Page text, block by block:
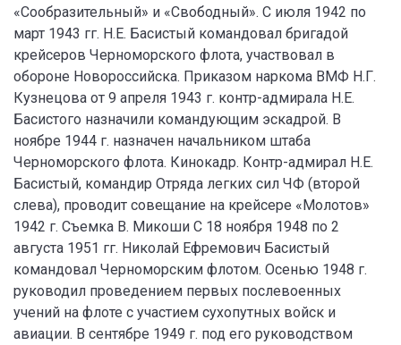
«Сообразительный» и «Свободный». С июля 1942 по
март 1943 гг. Н.Е. Басистый командовал бригадой
крейсеров Черноморского флота, участвовал в
обороне Новороссийска. Приказом наркома ВМФ Н.Г.
Кузнецова от 9 апреля 1943 г. контр-адмирала Н.Е.
Басистого назначили командующим эскадрой. В
ноябре 1944 г. назначен начальником штаба
Черноморского флота. Кинокадр. Контр-адмирал Н.Е.
Басистый, командир Отряда легких сил ЧФ (второй
слева), проводит совещание на крейсере «Молотов»
1942 г. Съемка В. Микоши С 18 ноября 1948 по 2
августа 1951 гг. Николай Ефремович Басистый
командовал Черноморским флотом. Осенью 1948 г.
руководил проведением первых послевоенных
учений на флоте с участием сухопутных войск и
авиации. В сентябре 1949 г. под его руководством